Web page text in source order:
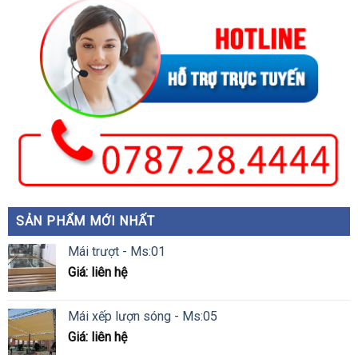
SẢN PHẨM MỚI NHẤT
Mái trượt - Ms:01
Giá: liên hệ
Mái xếp lượn sóng - Ms:05
Giá: liên hệ